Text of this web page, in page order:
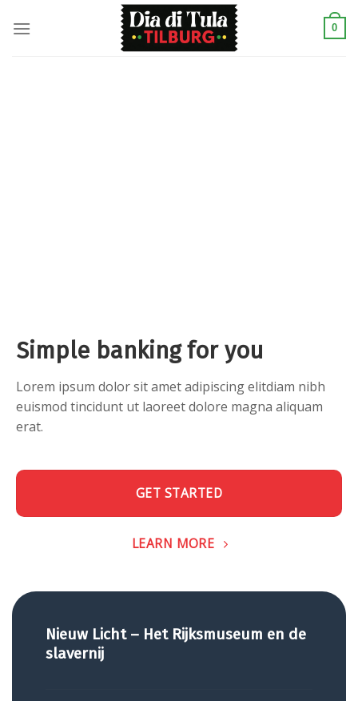
0
Simple banking for you
Lorem ipsum dolor sit amet adipiscing elitdiam nibh
euismod tincidunt ut laoreet dolore magna aliquam
erat.
GET STARTED
LEARN MORE
Nieuw Licht – Het Rijksmuseum en de
slavernij